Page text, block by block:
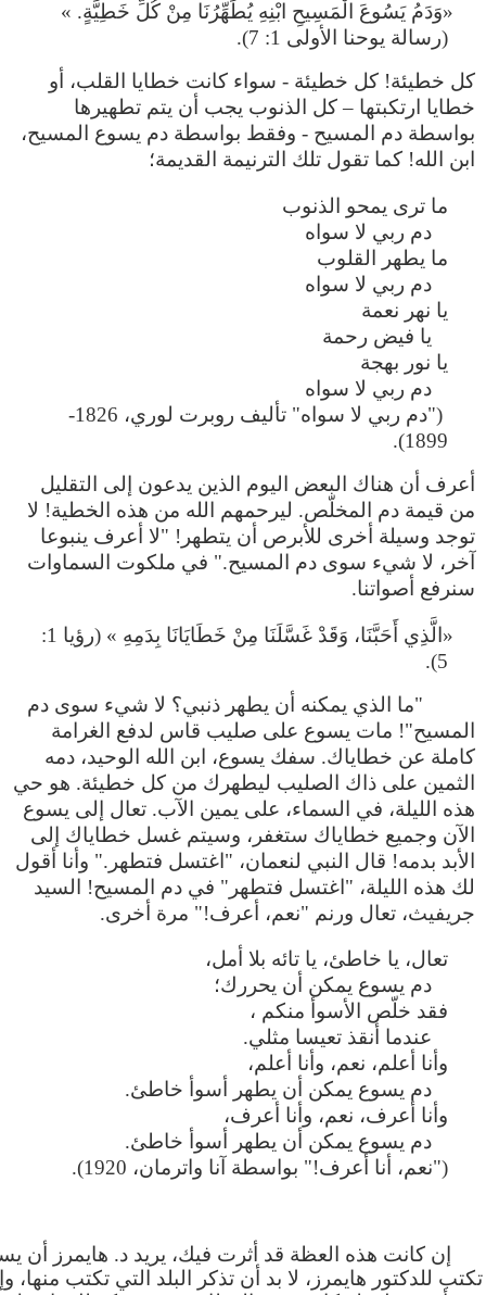
«وَدَمُ يَسُوعَ الْمَسِيحِ ابْنِهِ يُطَهِّرُنَا مِنْ كُلِّ خَطِيَّةٍ. »
(رسالة يوحنا الأولى 1: 7).
كل خطيئة! كل خطيئة - سواء كانت خطايا القلب، أو
خطايا ارتكبتها – كل الذنوب يجب أن يتم تطهيرها
بواسطة دم المسيح - وفقط بواسطة دم يسوع المسيح،
ابن الله! كما تقول تلك الترنيمة القديمة؛
ما ترى يمحو الذنوب
دم ربي لا سواه
ما يطهر القلوب
دم ربي لا سواه
يا نهر نعمة
يا فيض رحمة
يا نور بهجة
دم ربي لا سواه
("دم ربي لا سواه" تأليف روبرت لوري، 1826-
1899).
أعرف أن هناك البعض اليوم الذين يدعون إلى التقليل
من قيمة دم المخلّص. ليرحمهم الله من هذه الخطية! لا
توجد وسيلة أخرى للأبرص أن يتطهر! "لا أعرف ينبوعا
آخر، لا شيء سوى دم المسيح." في ملكوت السماوات
سنرفع أصواتنا.
«الَّذِي أَحَبَّنَا، وَقَدْ غَسَّلَنَا مِنْ خَطَايَانَا بِدَمِهِ » (رؤيا 1:
5).
"ما الذي يمكنه أن يطهر ذنبي؟ لا شيء سوى دم
المسيح"! مات يسوع على صليب قاس لدفع الغرامة
كاملة عن خطاياك. سفك يسوع، ابن الله الوحيد، دمه
الثمين على ذاك الصليب ليطهرك من كل خطيئة. هو حي
هذه الليلة، في السماء، على يمين الآب. تعال إلى يسوع
الآن وجميع خطاياك ستغفر، وسيتم غسل خطاياك إلى
الأبد بدمه! قال النبي لنعمان، "اغتسل فتطهر." وأنا أقول
لك هذه الليلة، "اغتسل فتطهر" في دم المسيح! السيد
جريفيث، تعال ورنم "نعم، أعرف!" مرة أخرى.
تعال، يا خاطئ، يا تائه بلا أمل،
دم يسوع يمكن أن يحررك؛
فقد خلّص الأسوأ منكم ،
عندما أنقذ تعيسا مثلي.
وأنا أعلم، نعم، وأنا أعلم،
دم يسوع يمكن أن يطهر أسوأ خاطئ.
وأنا أعرف، نعم، وأنا أعرف،
دم يسوع يمكن أن يطهر أسوأ خاطئ.
("نعم، أنا أعرف!" بواسطة آنا واترمان، 1920).
إن كانت هذه العظة قد أثرت فيك، يريد د. هايمرز أن
تكتب للدكتور هايمرز، لا بد أن تذكر البلد التي تكتب منها،